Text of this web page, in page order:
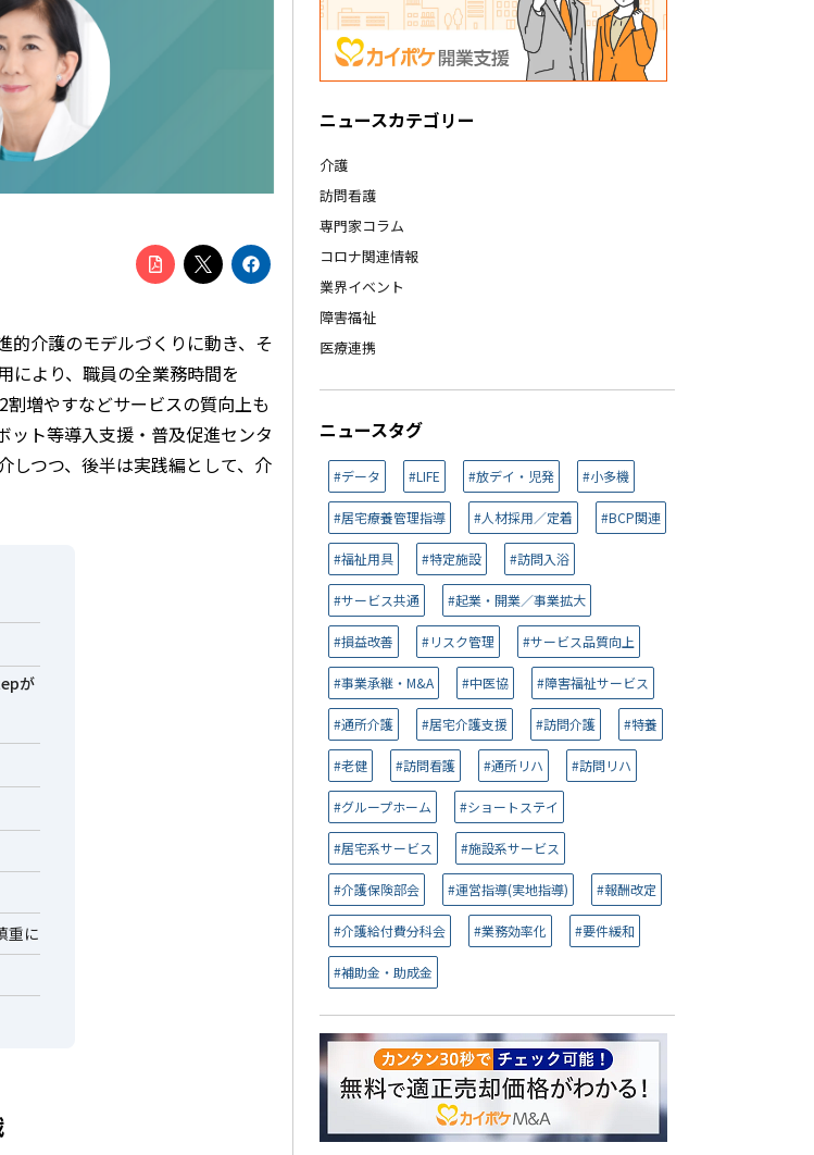
的介護のモデルづくりに動き、そ
により、職員の全業務時間を
増やすなどサービスの質向上も
ット等導入支援・普及促進センタ
しつつ、後半は実践編として、介
が
重に
ニュースカテゴリー
介護
訪問看護
専門家コラム
コロナ関連情報
業界イベント
障害福祉
医療連携
ニュースタグ
#データ #LIFE #放デイ・児発 #小多機
#居宅療養管理指導 #人材採用／定着 #BCP関連
#福祉用具 #特定施設 #訪問入浴
#サービス共通 #起業・開業／事業拡大
#損益改善 #リスク管理 #サービス品質向上
#事業承継・M&A #中医協 #障害福祉サービス
#通所介護 #居宅介護支援 #訪問介護 #特養
#老健 #訪問看護 #通所リハ #訪問リハ
#グループホーム #ショートステイ
#居宅系サービス #施設系サービス
#介護保険部会 #運営指導(実地指導) #報酬改定
#介護給付費分科会 #業務効率化 #要件緩和
#補助金・助成金